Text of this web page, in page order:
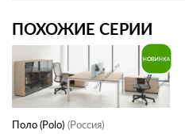
ПОХОЖИЕ СЕРИИ
Поло (Polo) (Россия)